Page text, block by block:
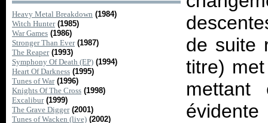
Heavy Metal Breakdown (1984)
Witch Hunter (1985)
War Games (1986)
Stronger Than Ever (1987)
The Reaper (1993)
Symphony Of Death (EP) (1994)
Heart Of Darkness (1995)
Tunes of War (1996)
Knights Of The Cross (1998)
Excalibur (1999)
The Grave Digger (2001)
Tunes of Wacken (live) (2002)
de suite
titre)